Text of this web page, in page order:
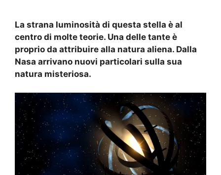
La strana luminosità di questa stella è al
centro di molte teorie. Una delle tante è
proprio da attribuire alla natura aliena. Dalla
Nasa arrivano nuovi particolari sulla sua
natura misteriosa.